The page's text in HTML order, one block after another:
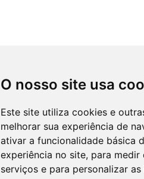
O nosso site usa
Este site utiliza cookies e
melhorar sua experiência de
ativar a funcionalidade básica
experiência no site, para medir
serviços e para personalizar